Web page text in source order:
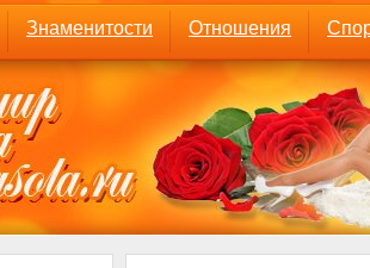
Знаменитости Отношения